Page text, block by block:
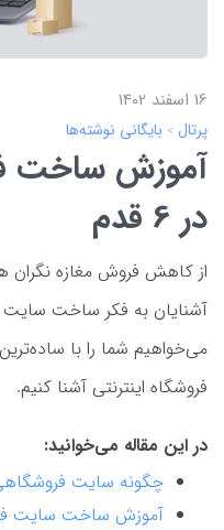
16 اسفند 1402
پرتال بایگانی نوشته‌ها
آموزش ساخت
در 6 قدم
از کاهش فروش مغازه نگران
آشنایان به فکر ساخت
می‌خواهیم شما را با
فروشگاه اینترنتی آشنا کنیم.
در این مقاله می‌خوانید:
چگونه سایت
آموزش ساخت سایت